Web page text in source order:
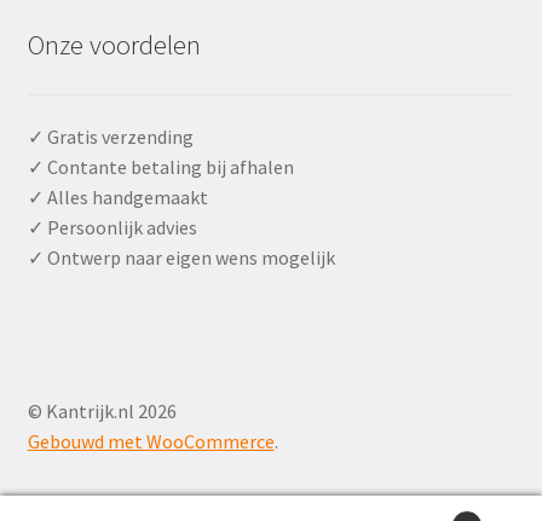
Onze voordelen
✓ Gratis verzending
✓ Contante betaling bij afhalen
✓ Alles handgemaakt
✓ Persoonlijk advies
✓ Ontwerp naar eigen wens mogelijk
© Kantrijk.nl 2026
Gebouwd met WooCommerce.